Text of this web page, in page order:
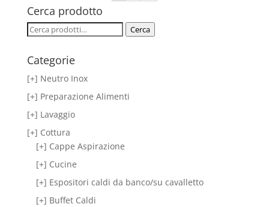
Cerca prodotto
Cerca: Cerca
Categorie
[+] Neutro Inox
[+] Preparazione Alimenti
[+] Lavaggio
[+] Cottura
[+] Cappe Aspirazione
[+] Cucine
[+] Espositori caldi da banco/su cavalletto
[+] Buffet Caldi